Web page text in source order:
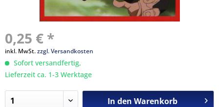
0,25 € *
inkl. MwSt.zzgl. Versandkosten
Sofort versandfertig,
Lieferzeit ca. 1-3 Werktage
In den Warenkorb